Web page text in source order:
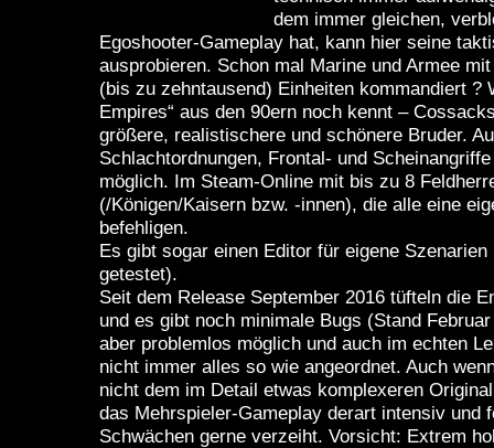
dem immer gleichen,
Egoshooter-Gameplay hat, kann hier seine
ausprobieren. Schon mal Marine und Armee
(bis zu zehntausend) Einheiten kommandiert ?
Empires“ aus den 90ern noch kennt –
größere, realistischere und schönere Bruder.
Schlachtordnungen, Frontal- und
möglich. Im Steam-Online mit bis zu 8
(/Königen/Kaisern bzw. -innen), die alle eine
befehligen.
Es gibt sogar einen Editor für eigene
getestet).
Seit dem Release September 2016 tüfteln die
und es gibt noch minimale Bugs (Stand
aber problemlos möglich und auch im echten
nicht immer alles so wie angeordnet. Auch
nicht dem im Detail etwas komplexeren
das Mehrspieler-Gameplay derart intensiv und
Schwächen gerne verzeiht. Vorsicht: Extrem